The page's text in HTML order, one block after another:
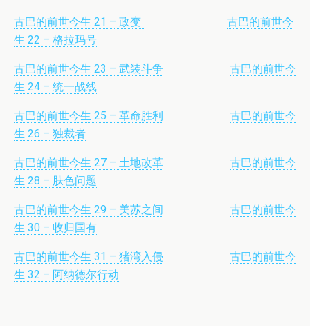
古巴的前世今生 21 – 政变
古巴的前世今
生 22 – 格拉玛号
古巴的前世今生 23 – 武装斗争
古巴的前世今
生 24 – 统一战线
古巴的前世今生 25 – 革命胜利
古巴的前世今
生 26 – 独裁者
古巴的前世今生 27 – 土地改革
古巴的前世今
生 28 – 肤色问题
古巴的前世今生 29 – 美苏之间
古巴的前世今
生 30 – 收归国有
古巴的前世今生 31 – 猪湾入侵
古巴的前世今
生 32 – 阿纳德尔行动